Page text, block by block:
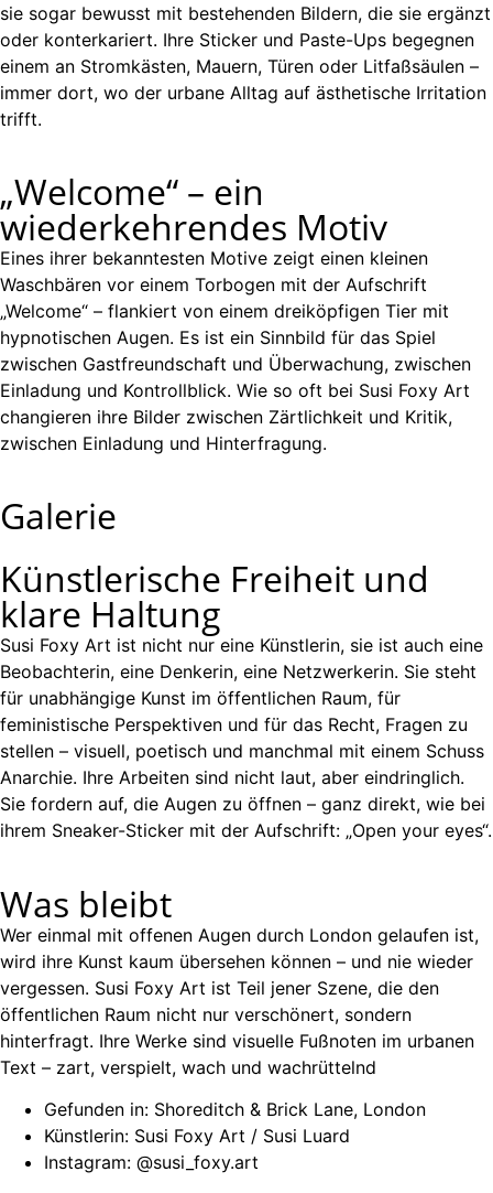
sie sogar bewusst mit bestehenden Bildern, die sie ergänzt
oder konterkariert. Ihre Sticker und Paste-Ups begegnen
einem an Stromkästen, Mauern, Türen oder Litfaßsäulen –
immer dort, wo der urbane Alltag auf ästhetische Irritation
trifft.
„Welcome“ – ein
wiederkehrendes Motiv
Eines ihrer bekanntesten Motive zeigt einen kleinen
Waschbären vor einem Torbogen mit der Aufschrift
„Welcome“ – flankiert von einem dreiköpfigen Tier mit
hypnotischen Augen. Es ist ein Sinnbild für das Spiel
zwischen Gastfreundschaft und Überwachung, zwischen
Einladung und Kontrollblick. Wie so oft bei Susi Foxy Art
changieren ihre Bilder zwischen Zärtlichkeit und Kritik,
zwischen Einladung und Hinterfragung.
Galerie
Künstlerische Freiheit und
klare Haltung
Susi Foxy Art ist nicht nur eine Künstlerin, sie ist auch eine
Beobachterin, eine Denkerin, eine Netzwerkerin. Sie steht
für unabhängige Kunst im öffentlichen Raum, für
feministische Perspektiven und für das Recht, Fragen zu
stellen – visuell, poetisch und manchmal mit einem Schuss
Anarchie. Ihre Arbeiten sind nicht laut, aber eindringlich.
Sie fordern auf, die Augen zu öffnen – ganz direkt, wie bei
ihrem Sneaker-Sticker mit der Aufschrift: „Open your eyes“.
Was bleibt
Wer einmal mit offenen Augen durch London gelaufen ist,
wird ihre Kunst kaum übersehen können – und nie wieder
vergessen. Susi Foxy Art ist Teil jener Szene, die den
öffentlichen Raum nicht nur verschönert, sondern
hinterfragt. Ihre Werke sind visuelle Fußnoten im urbanen
Text – zart, verspielt, wach und wachrüttelnd
Gefunden in: Shoreditch & Brick Lane, London
Künstlerin: Susi Foxy Art / Susi Luard
Instagram: @susi_foxy.art